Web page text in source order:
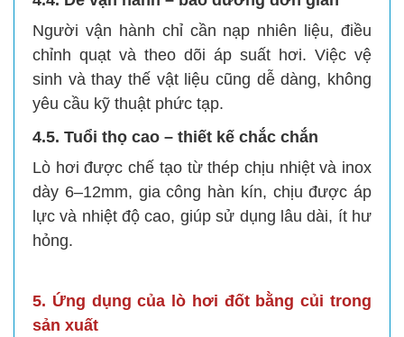
Người vận hành chỉ cần nạp nhiên liệu, điều
chỉnh quạt và theo dõi áp suất hơi. Việc vệ
sinh và thay thế vật liệu cũng dễ dàng, không
yêu cầu kỹ thuật phức tạp.
4.5. Tuổi thọ cao – thiết kế chắc chắn
Lò hơi được chế tạo từ thép chịu nhiệt và inox
dày 6–12mm, gia công hàn kín, chịu được áp
lực và nhiệt độ cao, giúp sử dụng lâu dài, ít hư
hỏng.
5. Ứng dụng của lò hơi đốt bằng củi trong
sản xuất